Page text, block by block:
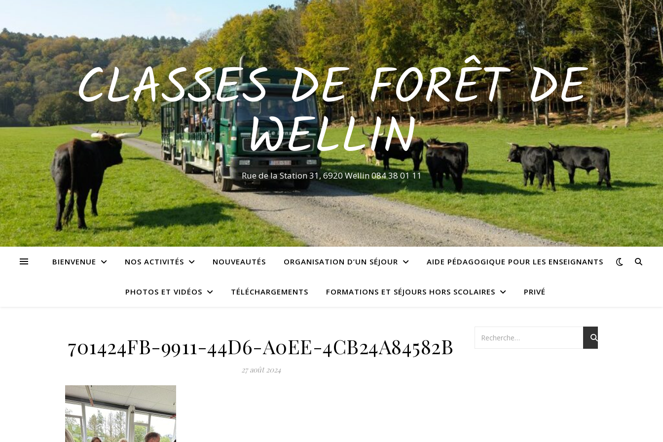
CLASSES DE FORÊT DE
WELLIN
Rue de la Station 31, 6920 Wellin 084 38 01 11
BIENVENUE NOS ACTIVITÉS NOUVEAUTÉS ORGANISATION D’UN SÉJOUR AIDE PÉDAGOGIQUE POUR LES ENSEIGNANTS
PHOTOS ET VIDÉOS TÉLÉCHARGEMENTS FORMATIONS ET SÉJOURS HORS SCOLAIRES PRIVÉ
701424FB-9911-44D6-A0EE-4CB24A84582B
27 août 2024